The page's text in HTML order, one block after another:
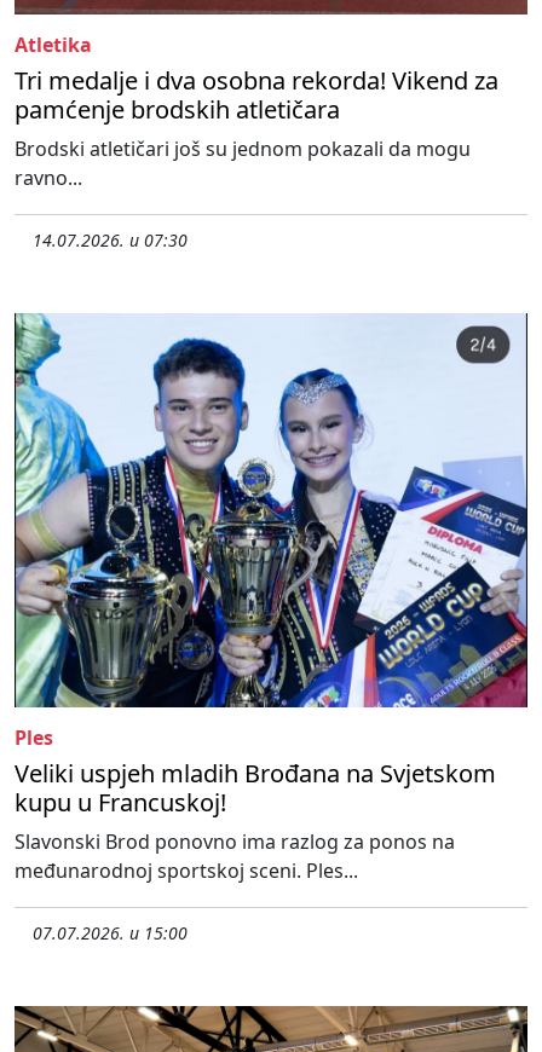
Atletika
Tri medalje i dva osobna rekorda! Vikend za
pamćenje brodskih atletičara
Brodski atletičari još su jednom pokazali da mogu
ravno...
14.07.2026. u 07:30
Ples
Veliki uspjeh mladih Brođana na Svjetskom
kupu u Francuskoj!
Slavonski Brod ponovno ima razlog za ponos na
međunarodnoj sportskoj sceni. Ples...
07.07.2026. u 15:00